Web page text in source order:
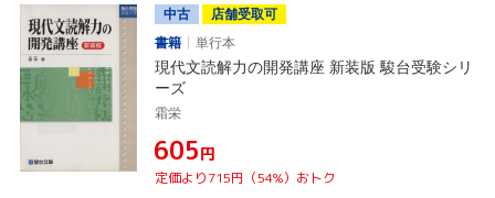
中古
店舗受取可
書籍
単行本
現代文読解力の開発講座 新装版 駿台受験シリ
ーズ
霜栄
¥605円
定価より715円（54%）おトク